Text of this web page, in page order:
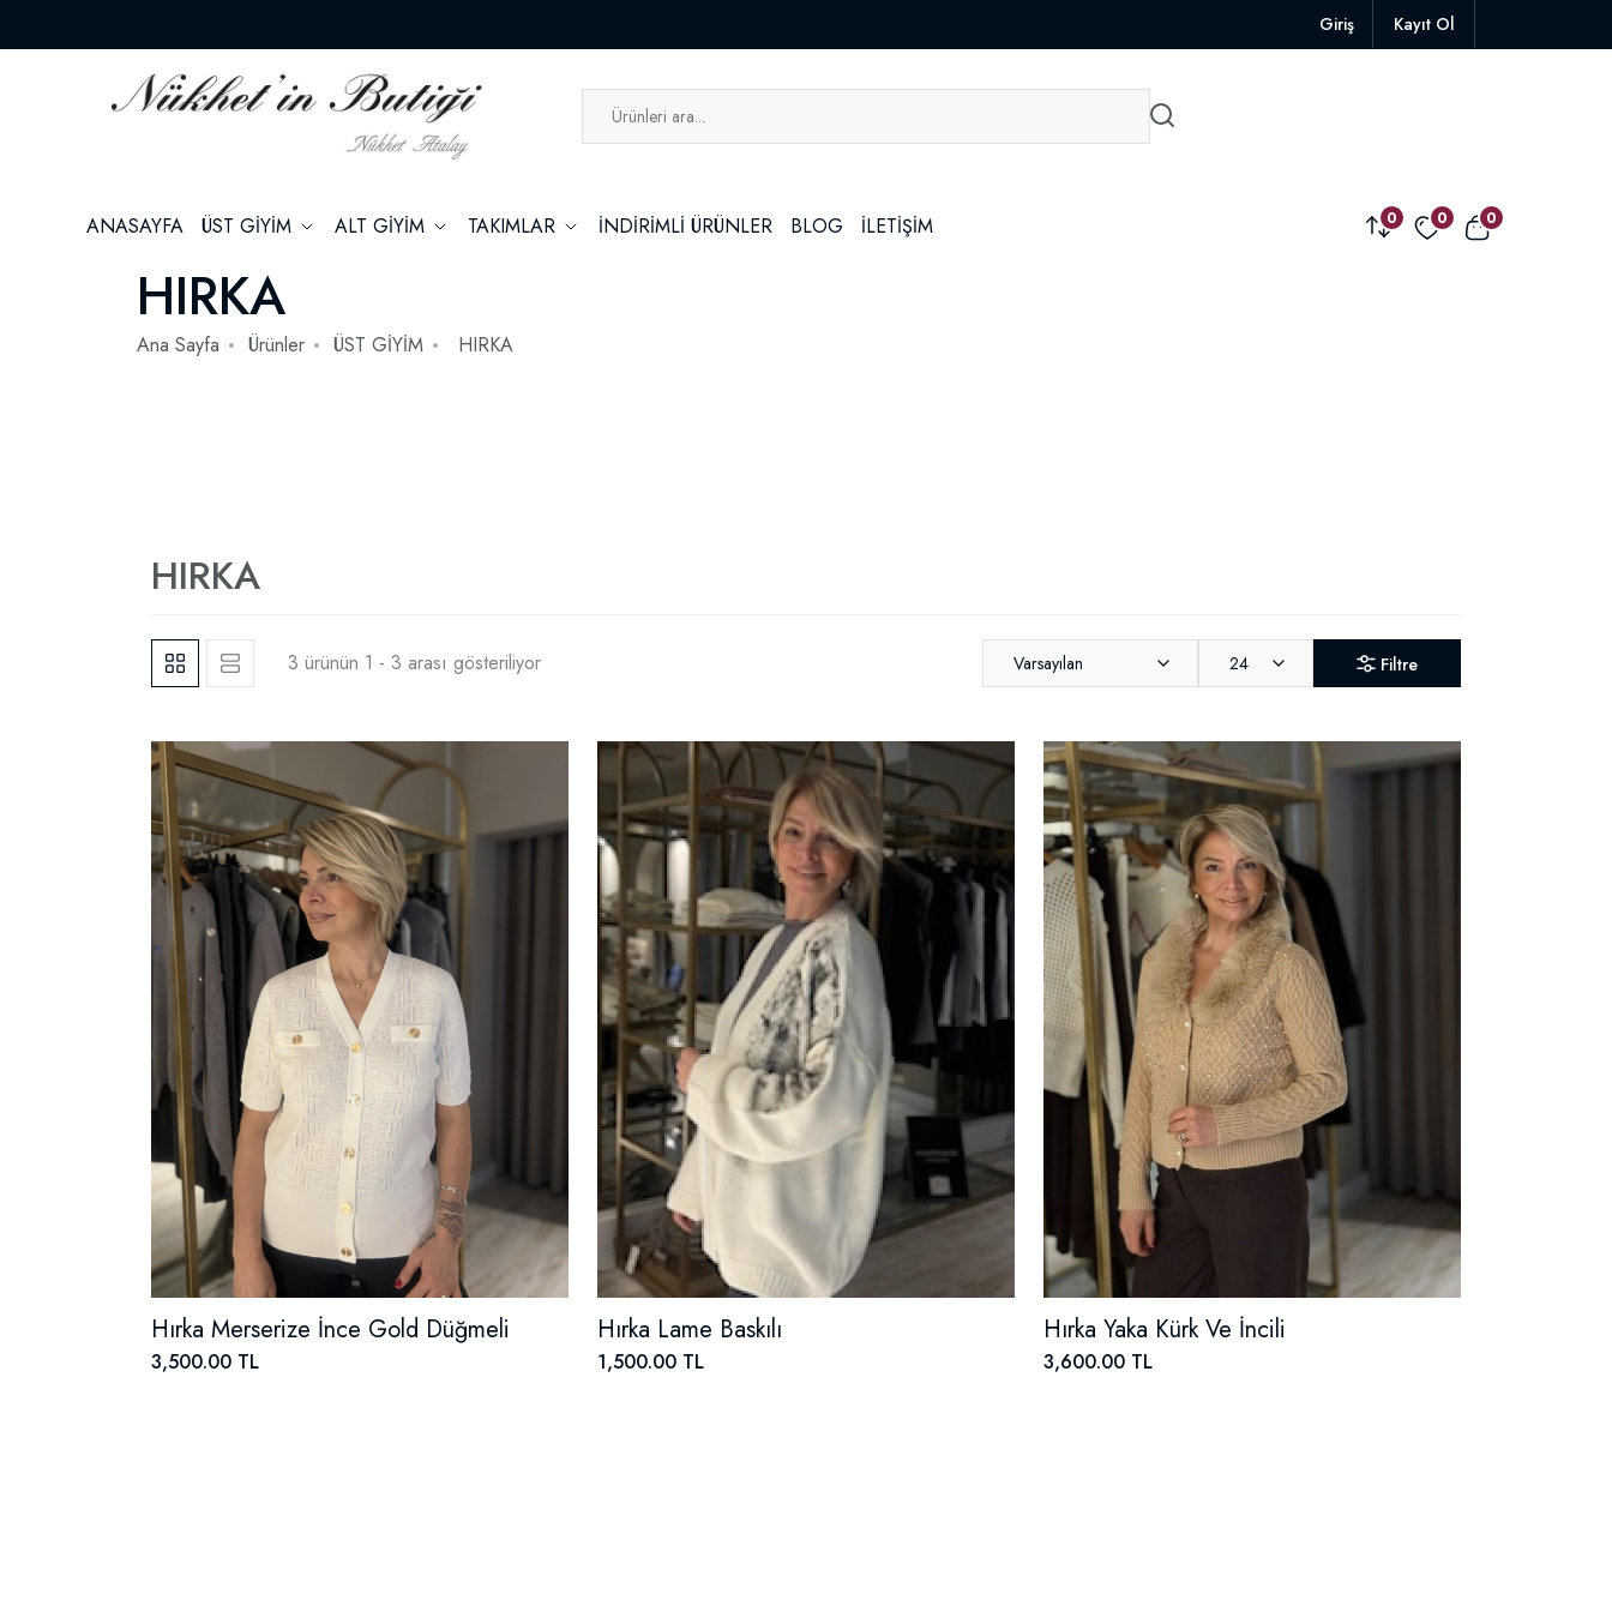
Giriş Kayıt Ol
ANASAYFA ÜST GİYİM ALT GİYİM TAKIMLAR İNDİRİMLİ ÜRÜNLER BLOG İLETİŞİM 0 0 0
HIRKA
Ana Sayfa Ürünler ÜST GİYİM HIRKA
HIRKA
3 ürünün 1 - 3 arası gösteriliyor Varsayılan 24 Filtre
Hırka Merserize İnce Gold Düğmeli
3,500.00 TL
Hırka Lame Baskılı
1,500.00 TL
Hırka Yaka Kürk Ve İncili
3,600.00 TL